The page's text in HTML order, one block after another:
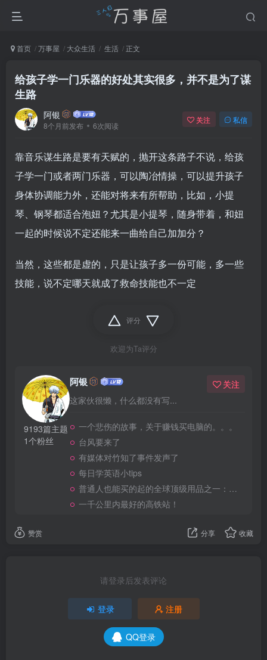
首页 万事屋 大众生活 生活 正文
给孩子学一门乐器的好处其实很多，并不是为了谋
生路
阿银
8个月前发布 6次阅读
关注 私信
靠音乐谋生路是要有天赋的，抛开这条路子不说，给孩
子学一门或者两门乐器，可以陶冶情操，可以提升孩子
身体协调能力外，还能对将来有所帮助，比如，小提
琴、钢琴都适合泡妞？尤其是小提琴，随身带着，和妞
一起的时候说不定还能来一曲给自己加加分？
当然，这些都是虚的，只是让孩子多一份可能，多一些
技能，说不定哪天就成了救命技能也不一定
评分
欢迎为Ta评分
9193篇主题
1个粉丝
阿银
这家伙很懒，什么都没有写...
关注
一个悲伤的故事，关于赚钱买电脑的。。。
台风要来了
有媒体对竹知了事件发声了
每日学英语小tips
普通人也能买的起的全球顶级用品之一：WD-40润滑除锈剂！
一千公里内最好的高铁站！
赞赏 分享 收藏
请登录后发表评论
登录 注册
QQ登录